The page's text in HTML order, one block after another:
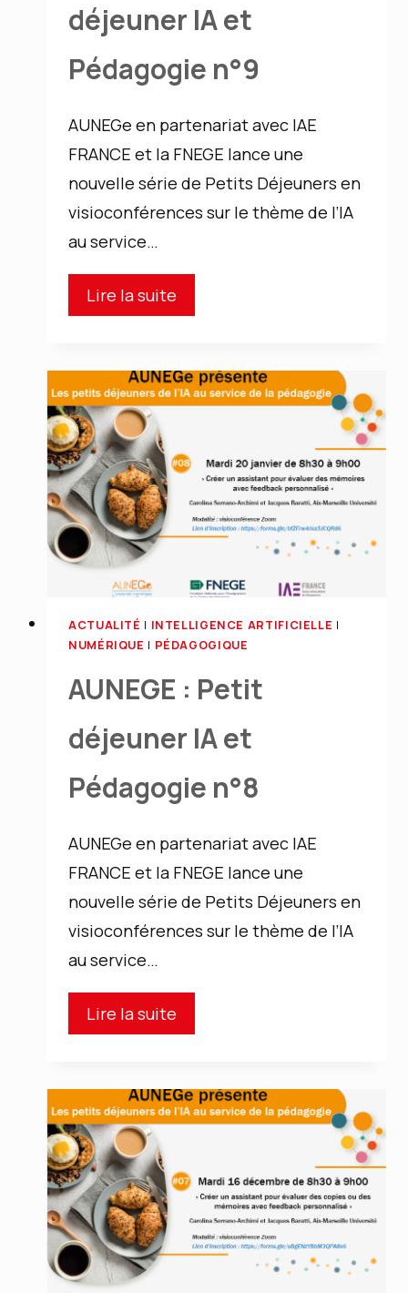
des
Éducatives
accessibles
à
tous
déjeuner IA et
Pédagogie n°9
AUNEGe en partenariat avec IAE
FRANCE et la FNEGE lance une
nouvelle série de Petits Déjeuners en
visioconférences sur le thème de l’IA
au service…
Lire la suite
:
déjeuner
IA
Pédagogie
n°9
ACTUALITÉ | INTELLIGENCE ARTIFICIELLE |
NUMÉRIQUE | PÉDAGOGIQUE
AUNEGE : Petit
déjeuner IA et
Pédagogie n°8
AUNEGe en partenariat avec IAE
FRANCE et la FNEGE lance une
nouvelle série de Petits Déjeuners en
visioconférences sur le thème de l’IA
au service…
Lire la suite
:
déjeuner
IA
Pédagogie
n°8